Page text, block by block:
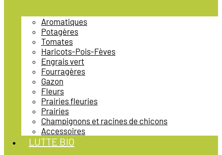
Aromatiques
Potagères
Tomates
Haricots-Pois-Fèves
Engrais vert
Fourragères
Gazon
Fleurs
Prairies fleuries
Prairies
Champignons et racines de chicons
Accessoires
LUTTE BIO